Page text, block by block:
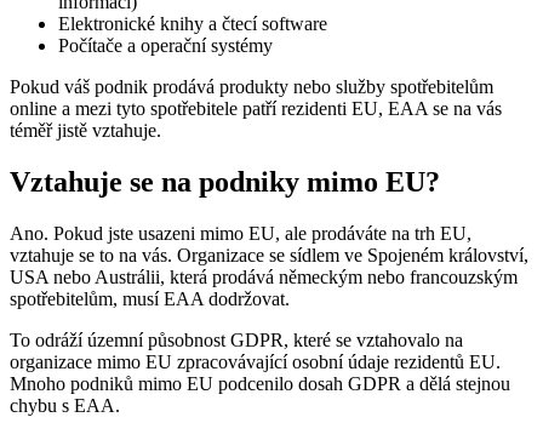
Elektronické knihy a čtecí software
Počítače a operační systémy
Pokud váš podnik prodává produkty nebo služby spotřebitelům
online a mezi tyto spotřebitele patří rezidenti EU, EAA se na vás
téměř jistě vztahuje.
Vztahuje se na podniky mimo EU?
Ano. Pokud jste usazeni mimo EU, ale prodáváte na trh EU,
vztahuje se to na vás. Organizace se sídlem ve Spojeném království,
USA nebo Austrálii, která prodává německým nebo francouzským
spotřebitelům, musí EAA dodržovat.
To odráží územní působnost GDPR, které se vztahovalo na
organizace mimo EU zpracovávající osobní údaje rezidentů EU.
Mnoho podniků mimo EU podcenilo dosah GDPR a dělá stejnou
chybu s EAA.